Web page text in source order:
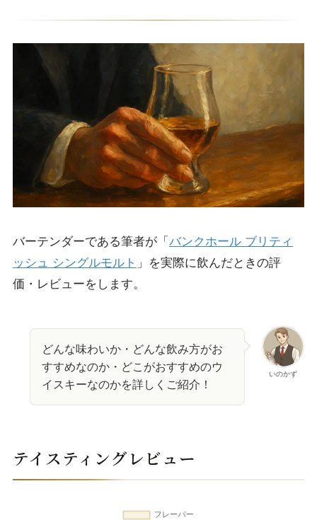
バーテンダーである筆者が「 バンクホール ブリティ
ッシュ シングルモルト 」を実際に飲んだときの評
価・レビューをします。
いのかず
どんな味わいか・どんな飲み方がお
すすめなのか・どこがおすすめのウ
イスキーなのかを詳しくご紹介！
テイスティングレビュー